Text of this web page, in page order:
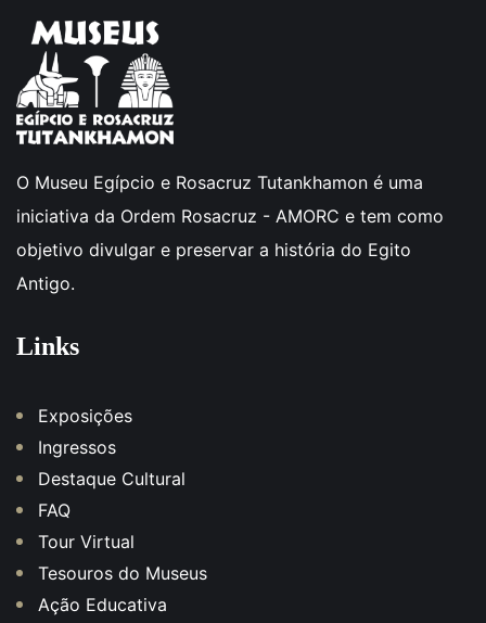
O Museu Egípcio e Rosacruz Tutankhamon é uma
iniciativa da Ordem Rosacruz - AMORC e tem como
objetivo divulgar e preservar a história do Egito
Antigo.
Links
Exposições
Ingressos
Destaque Cultural
FAQ
Tour Virtual
Tesouros do Museus
Ação Educativa